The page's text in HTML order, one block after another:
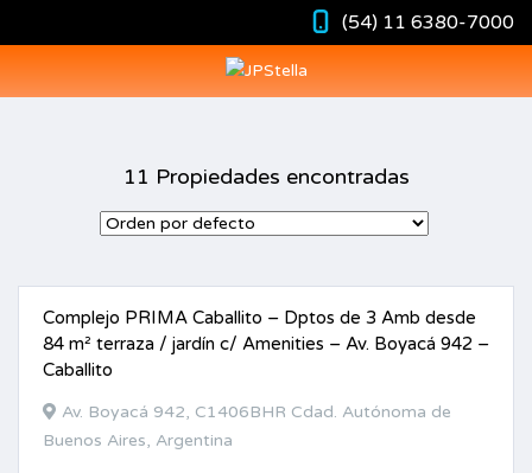
(54) 11 6380-7000
11 Propiedades encontradas
Complejo PRIMA Caballito – Dptos de 3 Amb desde
84 m² terraza / jardín c/ Amenities – Av. Boyacá 942 –
Caballito
Av. Boyacá 942, C1406BHR Cdad. Autónoma de
Buenos Aires, Argentina